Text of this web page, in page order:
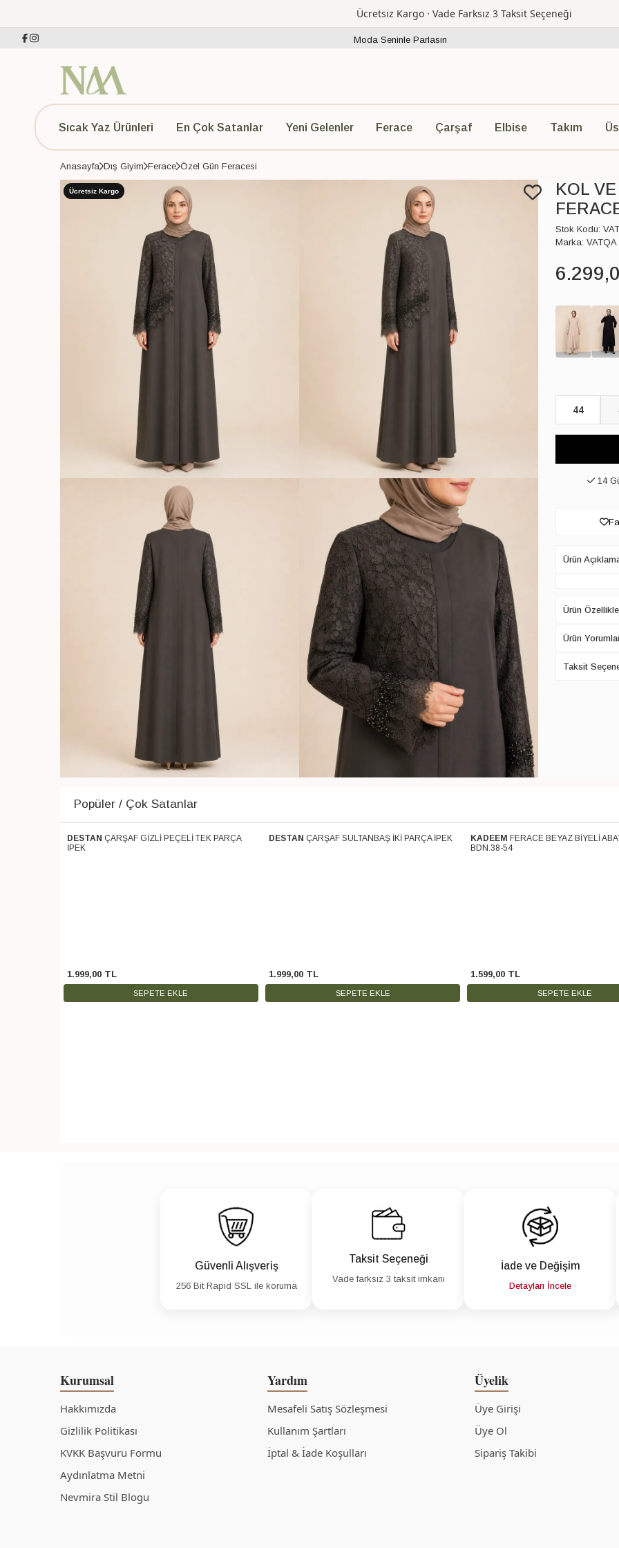
Ücretsiz Kargo · Vade Farksız 3 Taksit Seçeneği
Moda Seninle Parlasın
Sıcak Yaz Ürünleri En Çok Satanlar Yeni Gelenler Ferace Çarşaf Elbise Takım
Anasayfa Dış Giyim Ferace Özel Gün Feracesi
Ücretsiz Kargo
KOL
Stok Kodu:
Marka: VATQA
6.299,
44
14
Ürün
Ürün
Ürün
Taksit
Popüler / Çok Satanlar
Ücretsiz Kargo
DESTAN ÇARŞAF GİZLİ PEÇELİ TEK PARÇA
İPEK
1.999,00 TL
SEPETE EKLE
Ücretsiz Kargo
DESTAN ÇARŞAF SULTANBAŞ İKİ PARÇA İPEK
1.999,00 TL
SEPETE EKLE
Ücretsiz Kargo
KADEEM FERACE BEYAZ BİYELİ
BDN.38-54
1.599,00 TL
SEPETE EKLE
Güvenli Alışveriş
256 Bit Rapid SSL ile koruma
Taksit Seçeneği
Vade farksız 3 taksit imkanı
İade ve Değişim
Detayları İncele
Kurumsal
Hakkımızda
Gizlilik Politikası
KVKK Başvuru Formu
Aydınlatma Metni
Nevmira Stil Blogu
Yardım
Mesafeli Satış Sözleşmesi
Kullanım Şartları
İptal & İade Koşulları
Üyelik
Üye Girişi
Üye Ol
Sipariş Takibi